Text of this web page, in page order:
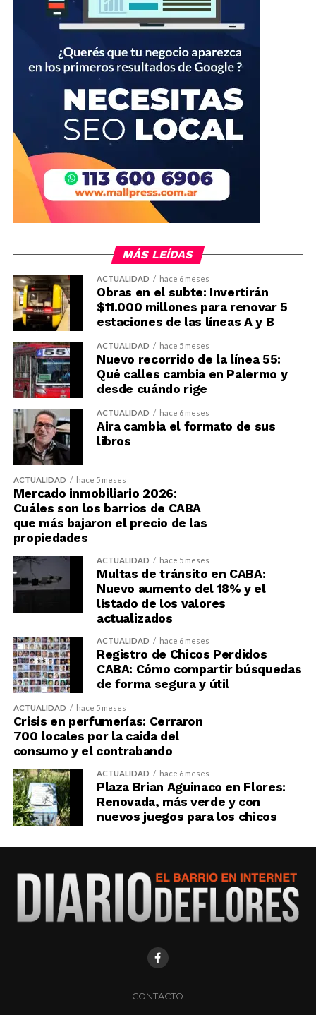
MÁS LEÍDAS
ACTUALIDAD hace 6 meses
Obras en el subte: Invertirán
$11.000 millones para renovar 5
estaciones de las líneas A y B
ACTUALIDAD hace 5 meses
Nuevo recorrido de la línea 55:
Qué calles cambia en Palermo y
desde cuándo rige
ACTUALIDAD hace 6 meses
Aira cambia el formato de sus
libros
ACTUALIDAD hace 5 meses
Mercado inmobiliario 2026:
Cuáles son los barrios de CABA
que más bajaron el precio de las
propiedades
ACTUALIDAD hace 5 meses
Multas de tránsito en CABA:
Nuevo aumento del 18% y el
listado de los valores
actualizados
ACTUALIDAD hace 6 meses
Registro de Chicos Perdidos
CABA: Cómo compartir búsquedas
de forma segura y útil
ACTUALIDAD hace 5 meses
Crisis en perfumerías: Cerraron
700 locales por la caída del
consumo y el contrabando
ACTUALIDAD hace 6 meses
Plaza Brian Aguinaco en Flores:
Renovada, más verde y con
nuevos juegos para los chicos
CONTACTO